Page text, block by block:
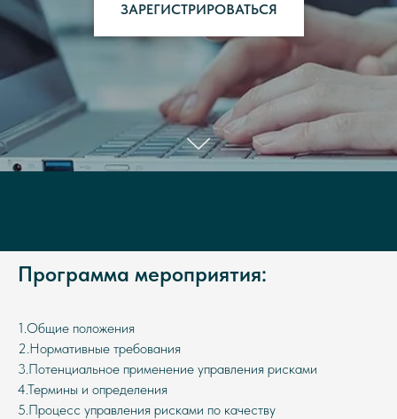
ЗАРЕГИСТРИРОВАТЬСЯ
Программа мероприятия:
1.Общие положения
2.Нормативные требования
3.Потенциальное применение управления рисками
4.Термины и определения
5.Процесс управления рисками по качеству